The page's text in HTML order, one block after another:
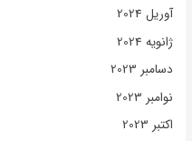
آوریل 2024
ژانویه 2024
دسامبر 2023
نوامبر 2023
اکتبر 2023